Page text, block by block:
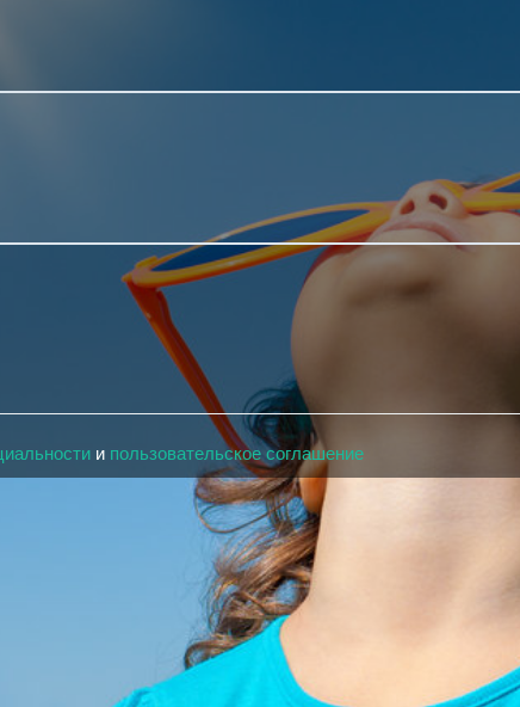
и пользовательское соглашение